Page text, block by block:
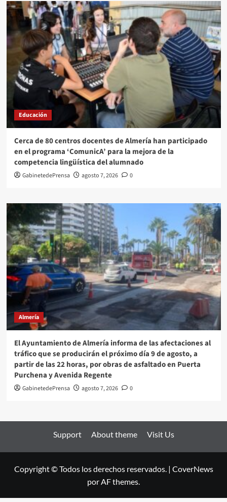
Educación
Cerca de 80 centros docentes de Almería han participado
en el programa ‘ComunicA’ para la mejora de la
competencia lingüística del alumnado
GabinetedePrensa agosto 7, 2026 0
Almería
El Ayuntamiento de Almería informa de las afectaciones al
tráfico que se producirán el próximo día 9 de agosto, a
partir de las 22 horas, por obras de asfaltado en Puerta
Purchena y Avenida Regente
GabinetedePrensa agosto 7, 2026 0
Support About theme Visit Us
Copyright © Todos los derechos reservados. | CoverNews
por AF themes.